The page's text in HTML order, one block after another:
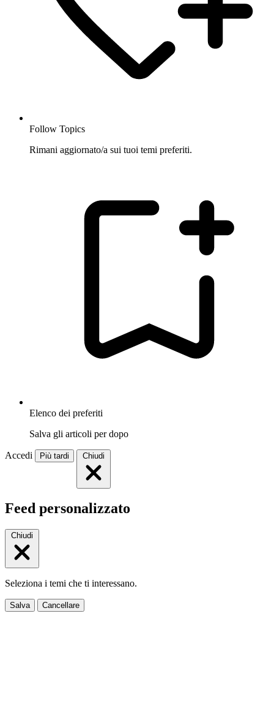
Follow Topics
Rimani aggiornato/a sui tuoi temi preferiti.
Elenco dei preferiti
Salva gli articoli per dopo
Accedi Più tardi Chiudi
Feed personalizzato
Chiudi
Seleziona i temi che ti interessano.
Salva Cancellare